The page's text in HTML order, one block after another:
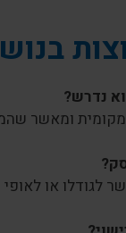
נדרש?
ומאשר
או